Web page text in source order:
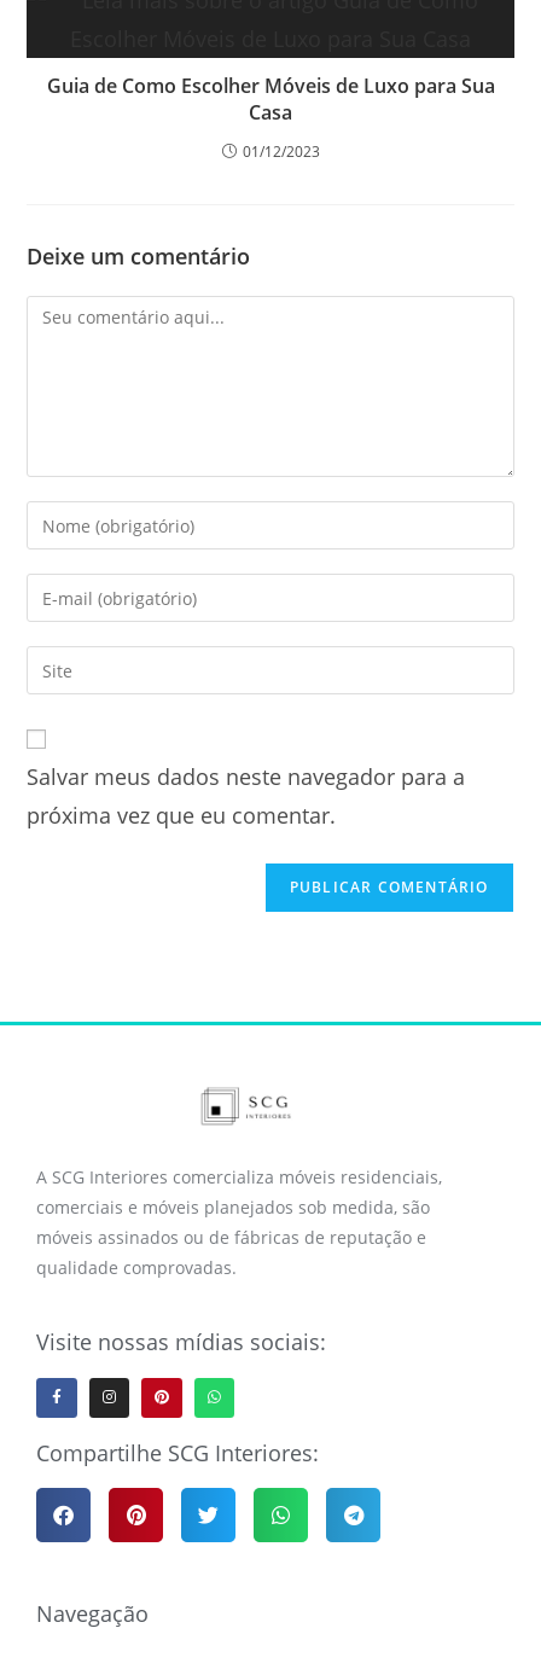
Guia de Como Escolher Móveis de Luxo para Sua
Casa
01/12/2023
Deixe um comentário
Salvar meus dados neste navegador para a
próxima vez que eu comentar.
A SCG Interiores comercializa móveis residenciais,
comerciais e móveis planejados sob medida, são
móveis assinados ou de fábricas de reputação e
qualidade comprovadas.
Visite nossas mídias sociais:
Compartilhe SCG Interiores:
Navegação